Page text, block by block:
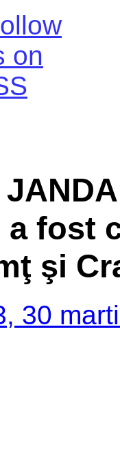
a fost
şi
30